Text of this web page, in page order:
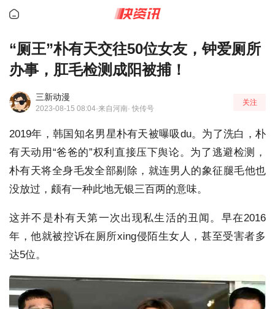
“厕王”朴有天交往50位女友，钟爱厕所
办事，肛毛检测成阳被捕！
三新动漫
2023-08-15 08:04·来自河南· 快传号
关注
2019年，韩国知名男星朴有天被曝吸du。为了洗白，朴
有天动用“爸爸的”权利直接压下舆论。为了逃避检测，
朴有天将全身毛发全部剔除，就连男人的象征腿毛他也
没放过，颇有一种此地无银三百两的意味。
这并不是朴有天第一次出现私生活的丑闻。早在2016
年，他就被控诉在厕所xing侵陌生女人，甚至受害者多
达5位。